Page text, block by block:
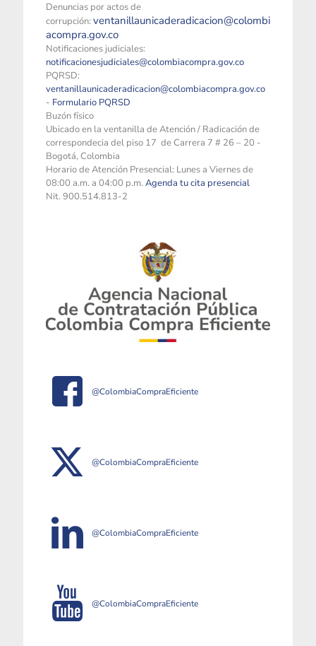
Denuncias por actos de
corrupción: ventanillaunicaderadicacion@colombi
acompra.gov.co
Notificaciones judiciales:
notificacionesjudiciales@colombiacompra.gov.co
PQRSD:
ventanillaunicaderadicacion@colombiacompra.gov.co
- Formulario PQRSD
Buzón físico
Ubicado en la ventanilla de Atención / Radicación de
correspondecia del piso 17 de Carrera 7 # 26 – 20 -
Bogotá, Colombia
Horario de Atención Presencial: Lunes a Viernes de
08:00 a.m. a 04:00 p.m. Agenda tu cita presencial
Nit. 900.514.813-2
@ColombiaCompraEficiente
@ColombiaCompraEficiente
@ColombiaCompraEficiente
@ColombiaCompraEficiente